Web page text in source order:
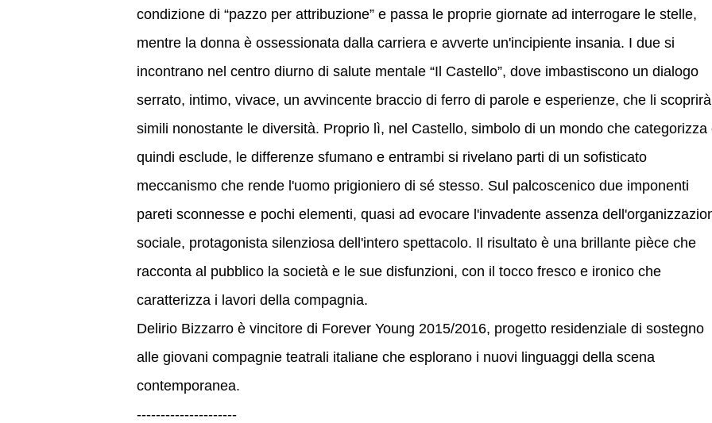
condizione di “pazzo per attribuzione” e passa le proprie giornate ad interrogare le stelle,
mentre la donna è ossessionata dalla carriera e avverte un'incipiente insania. I due si
incontrano nel centro diurno di salute mentale “Il Castello”, dove imbastiscono un dialogo
serrato, intimo, vivace, un avvincente braccio di ferro di parole e esperienze, che li scoprirà
simili nonostante le diversità. Proprio lì, nel Castello, simbolo di un mondo che categorizza
quindi esclude, le differenze sfumano e entrambi si rivelano parti di un sofisticato
meccanismo che rende l'uomo prigioniero di sé stesso. Sul palcoscenico due imponenti
pareti sconnesse e pochi elementi, quasi ad evocare l'invadente assenza
sociale, protagonista silenziosa dell'intero spettacolo. Il risultato è una brillante pièce che
racconta al pubblico la società e le sue disfunzioni, con il tocco fresco e ironico che
caratterizza i lavori della compagnia.
Delirio Bizzarro è vincitore di Forever Young 2015/2016, progetto residenziale di sostegno
alle giovani compagnie teatrali italiane che esplorano i nuovi linguaggi della scena
contemporanea.
---------------------